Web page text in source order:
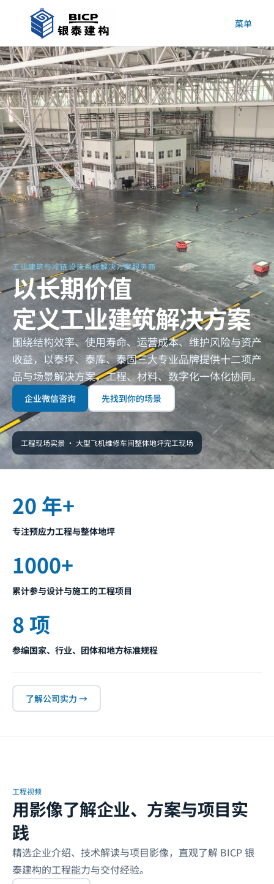
菜单
工业建筑与冷链设施系统解决方案服务商
以长期价值
定义工业建筑解决方案
围绕结构效率、使用寿命、运营成本、维护风险与资产
收益，以泰坪、泰库、泰固三大专业品牌提供十二项产
品与场景解决方案，工程、材料、数字化一体化协同。
企业微信咨询 先找到你的场景
工程现场实景 · 大型飞机维修车间整体地坪完工现场
20 年+
专注预应力工程与整体地坪
1000+
累计参与设计与施工的工程项目
8 项
参编国家、行业、团体和地方标准规程
了解公司实力 →
工程视频
用影像了解企业、方案与项目实
践
精选企业介绍、技术解读与项目影像，直观了解 BICP 银
泰建构的工程能力与交付经验。